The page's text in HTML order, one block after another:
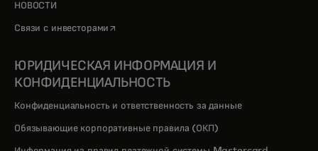
НОВОСТИ
Связи с инвесторами opens in a new tab
ЮРИДИЧЕСКАЯ ИНФОРМАЦИЯ И
КОНФИДЕНЦИАЛЬНОСТЬ
Конфиденциальность и ответственность за данные
Обязывающие корпоративные правила (ОКП)